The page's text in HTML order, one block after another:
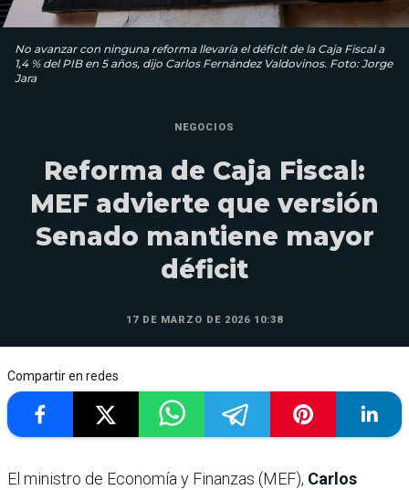
No avanzar con ninguna reforma llevaría el déficit de la Caja Fiscal a
1,4 % del PIB en 5 años, dijo Carlos Fernández Valdovinos. Foto: Jorge
Jara
NEGOCIOS
Reforma de Caja Fiscal:
MEF advierte que versión
Senado mantiene mayor
déficit
17 DE MARZO DE 2026 10:38
Compartir en redes
El ministro de Economía y Finanzas (MEF), Carlos